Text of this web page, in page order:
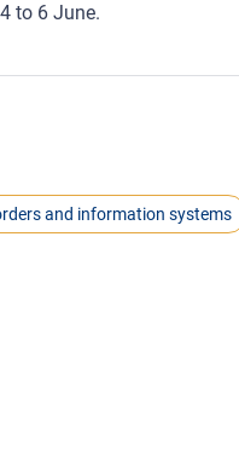
to 6 June.
and information systems